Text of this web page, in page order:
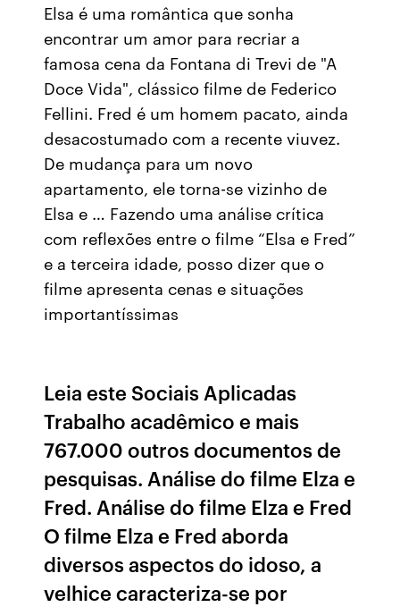
Elsa é uma romântica que sonha
encontrar um amor para recriar a
famosa cena da Fontana di Trevi de "A
Doce Vida", clássico filme de Federico
Fellini. Fred é um homem pacato, ainda
desacostumado com a recente viuvez.
De mudança para um novo
apartamento, ele torna-se vizinho de
Elsa e … Fazendo uma análise crítica
com reflexões entre o filme “Elsa e Fred”
e a terceira idade, posso dizer que o
filme apresenta cenas e situações
importantíssimas
Leia este Sociais Aplicadas
Trabalho acadêmico e mais
767.000 outros documentos de
pesquisas. Análise do filme Elza e
Fred. Análise do filme Elza e Fred
O filme Elza e Fred aborda
diversos aspectos do idoso, a
velhice caracteriza-se por